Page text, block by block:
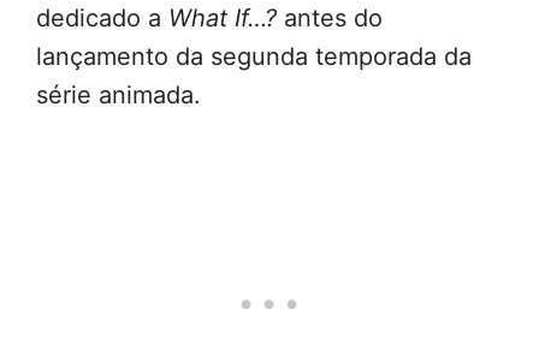
dedicado a What If…? antes do
lançamento da segunda temporada da
série animada.